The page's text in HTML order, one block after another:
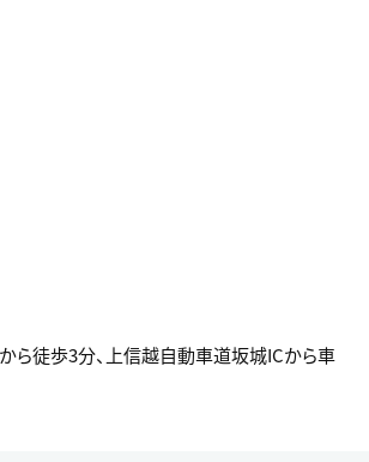
ら徒歩3分、上信越自動車道坂城ICから車